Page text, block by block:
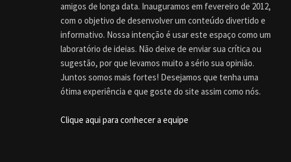
amigos de longa data. Inauguramos em fevereiro de 2012,
com o objetivo de desenvolver um conteúdo divertido e
informativo. Nossa intenção é usar este espaço como um
laboratório de ideias. Não deixe de enviar sua crítica ou
sugestão, por que levamos muito a sério sua opinião.
Juntos somos mais fortes! Desejamos que tenha uma
ótima experiência e que goste do site assim como nós.
Clique aqui para conhecer a equipe